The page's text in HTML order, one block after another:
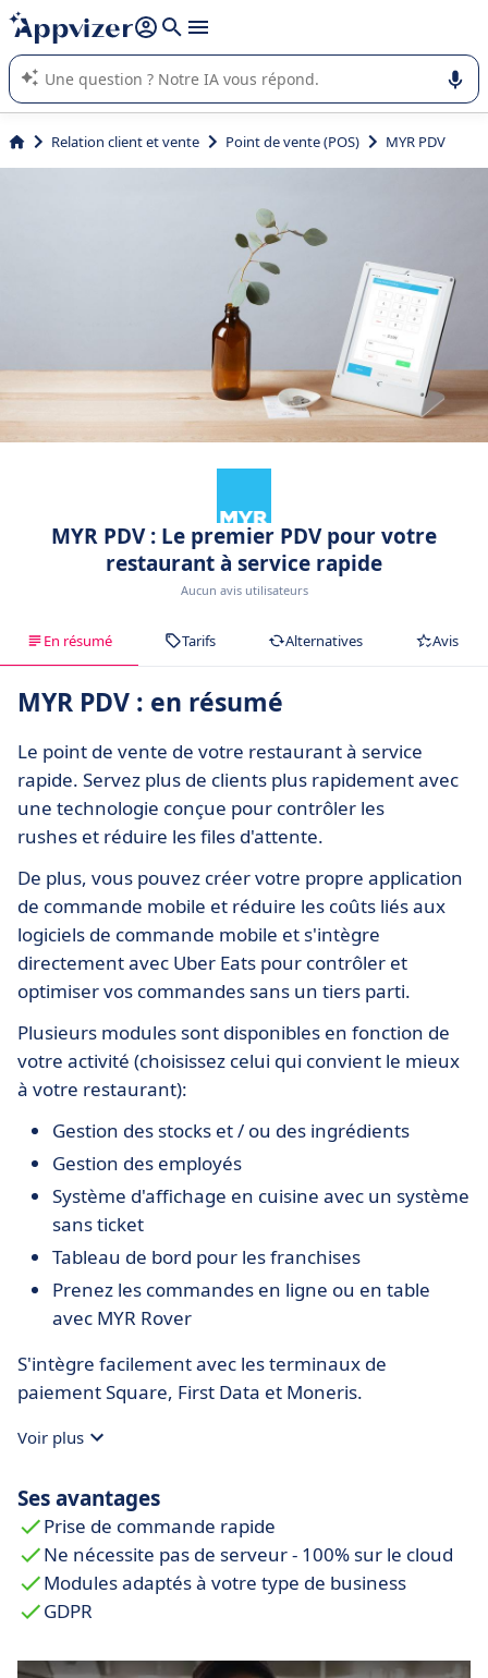
répondre (plusieurs lignes avec
L'IA de Appvizer vous guide dans l'utilisation ou la sélection de
logiciel SaaS en entreprise.
Relation client et vente Point de vente (POS) MYR PDV
MYR PDV : Le premier PDV pour votre
restaurant à service rapide
Aucun avis utilisateurs
En résumé Tarifs Alternatives Avis
MYR PDV : en résumé
Le point de vente de votre restaurant à service
rapide. Servez plus de clients plus rapidement avec
une technologie conçue pour contrôler les
rushes et réduire les files d'attente.
De plus, vous pouvez créer votre propre application
de commande mobile et réduire les coûts liés aux
logiciels de commande mobile et s'intègre
directement avec Uber Eats pour contrôler et
optimiser vos commandes sans un tiers parti.
Plusieurs modules sont disponibles en fonction de
votre activité (choisissez celui qui convient le mieux
à votre restaurant):
Gestion des stocks et / ou des ingrédients
Gestion des employés
Système d'affichage en cuisine avec un système
sans ticket
Tableau de bord pour les franchises
Prenez les commandes en ligne ou en table
avec MYR Rover
S'intègre facilement avec les terminaux de
paiement Square, First Data et Moneris.
Voir plus
Ses avantages
Prise de commande rapide
Ne nécessite pas de serveur - 100% sur le cloud
Modules adaptés à votre type de business
GDPR